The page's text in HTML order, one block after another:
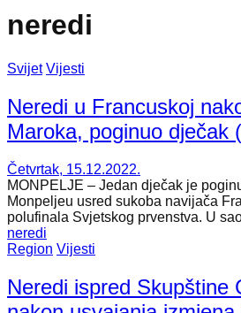
neredi
Svijet Vijesti
Neredi u Francuskoj
Maroka, poginuo dječak
Četvrtak, 15.12.2022.
MONPELJE – Jedan dječak je
Monpeljeu usred sukoba navijača
polufinala Svjetskog prvenstva. U
neredi
Region Vijesti
Neredi ispred Skupštine